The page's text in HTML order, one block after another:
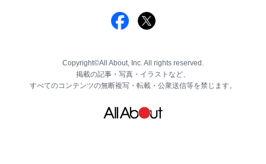
Copyright©All About, Inc. All rights reserved.
掲載の記事・写真・イラストなど、
すべてのコンテンツの無断複写・転載・公衆送信等を禁じます。